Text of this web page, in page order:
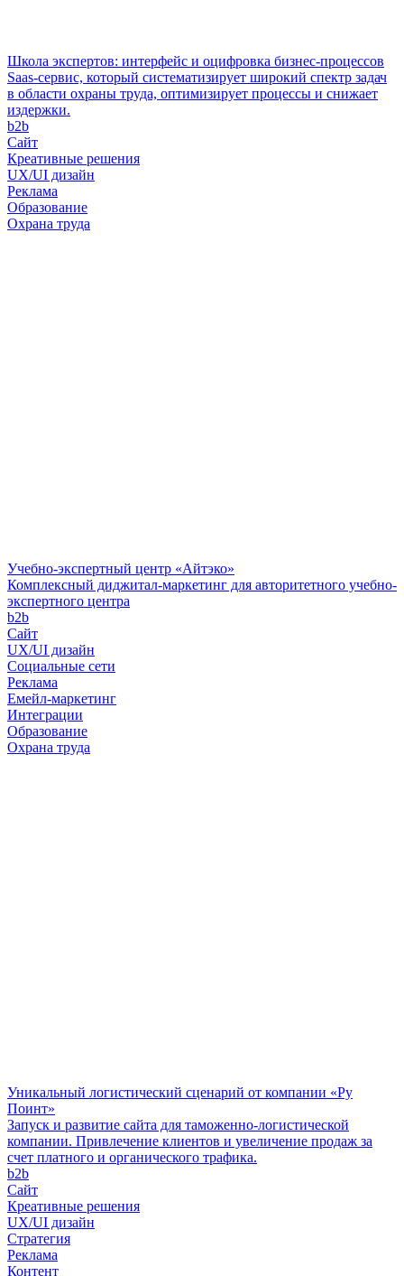
Школа экспертов: интерфейс и оцифровка бизнес-процессов
Saas-сервис, который систематизирует широкий спектр задач
в области охраны труда, оптимизирует процессы и снижает
издержки.
b2b
Сайт
Креативные решения
UX/UI дизайн
Реклама
Образование
Охрана труда
Учебно-экспертный центр «Айтэко»
Комплексный диджитал-маркетинг для авторитетного учебно-
экспертного центра
b2b
Сайт
UX/UI дизайн
Социальные сети
Реклама
Емейл-маркетинг
Интеграции
Образование
Охрана труда
Уникальный логистический сценарий от компании «Ру
Поинт»
Запуск и развитие сайта для таможенно-логистической
компании. Привлечение клиентов и увеличение продаж за
счет платного и органического трафика.
b2b
Сайт
Креативные решения
UX/UI дизайн
Стратегия
Реклама
Контент